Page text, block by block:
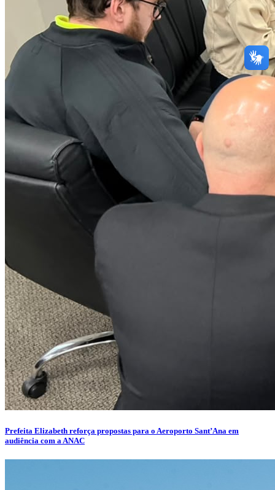
Prefeita Elizabeth reforça propostas para o Aeroporto Sant’Ana em
audiência com a ANAC